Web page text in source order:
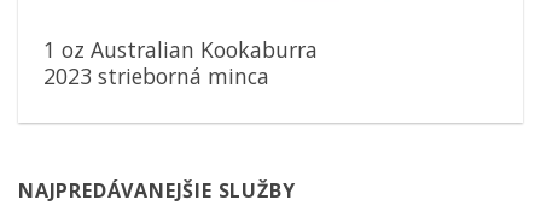
1 oz Australian Kookaburra
2023 strieborná minca
NAJPREDÁVANEJŠIE SLUŽBY